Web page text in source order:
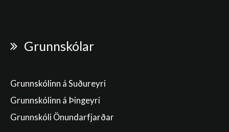
Grunnskólar
Grunnskólinn á Suðureyri
Grunnskólinn á Þingeyri
Grunnskóli Önundarfjarðar